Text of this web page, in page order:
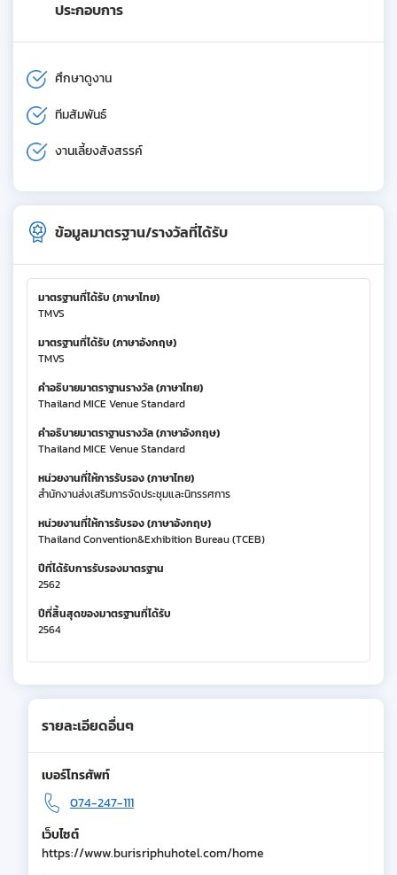
ประกอบการ
ศึกษาดูงาน
ทีมสัมพันธ์
งานเลี้ยงสังสรรค์
ข้อมูลมาตรฐาน/รางวัลที่ได้รับ
มาตรฐานที่ได้รับ (ภาษาไทย)
TMVS
มาตรฐานที่ได้รับ (ภาษาอังกฤษ)
TMVS
คำอธิบายมาตราฐานรางวัล (ภาษาไทย)
Thailand MICE Venue Standard
คำอธิบายมาตราฐานรางวัล (ภาษาอังกฤษ)
Thailand MICE Venue Standard
หน่วยงานที่ให้การรับรอง (ภาษาไทย)
สำนักงานส่งเสริมการจัดประชุมและนิทรรศการ
หน่วยงานที่ให้การรับรอง (ภาษาอังกฤษ)
Thailand Convention&Exhibition Bureau (TCEB)
ปีที่ได้รับการรับรองมาตรฐาน
2562
ปีที่สิ้นสุดของมาตรฐานที่ได้รับ
2564
รายละเอียดอื่นๆ
เบอร์โทรศัพท์
074-247-111
เว็บไซต์
https://www.burisriphuhotel.com/home